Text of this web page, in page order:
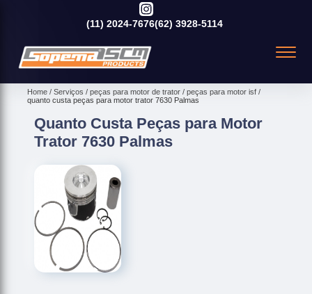
(11) 2024-7676(62) 3928-5114
Home Serviços peças para motor de trator
peças para motor isf
quanto custa peças para motor trator 7630 Palmas
Quanto Custa Peças para Motor
Trator 7630 Palmas